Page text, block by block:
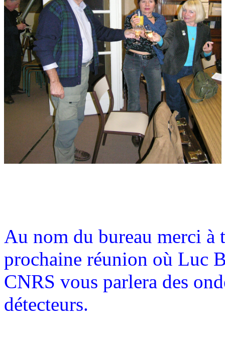
Au nom du bureau merci à
prochaine réunion où Luc
CNRS vous parlera des
détecteurs.